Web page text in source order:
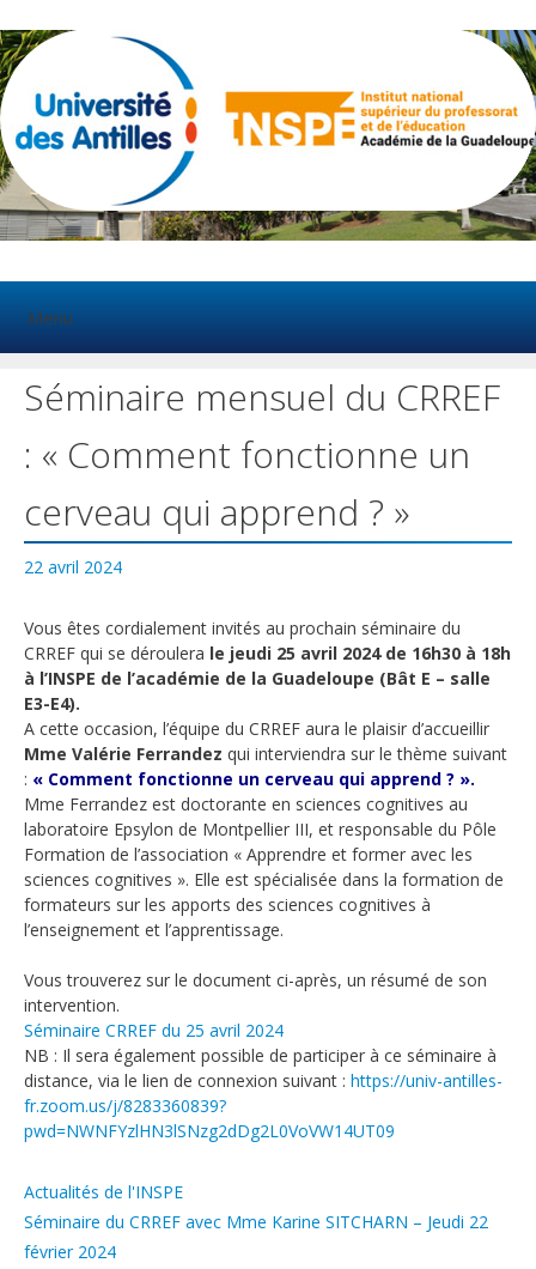
au
contenu
Menu
Séminaire mensuel du CRREF
: « Comment fonctionne un
cerveau qui apprend ? »
22 avril 2024
Vous êtes cordialement invités au prochain séminaire du
CRREF qui se déroulera le jeudi 25 avril 2024de 16h30 à 18h
à l’INSPE de l’académie de la Guadeloupe (Bât E – salle
E3-E4).
A cette occasion, l’équipe du CRREF aura le plaisir d’accueillir
Mme Valérie Ferrandez qui interviendra sur le thème suivant
: « Comment fonctionne un cerveau qui apprend ? ».
Mme Ferrandez est doctorante en sciences cognitives au
laboratoire Epsylon de Montpellier III, et responsable du Pôle
Formation de l’association « Apprendre et former avec les
sciences cognitives ». Elle est spécialisée dans la formation de
formateurs sur les apports des sciences cognitives à
l’enseignement et l’apprentissage.
Vous trouverez sur le document ci-après, un résumé de son
intervention.
Séminaire CRREF du 25 avril 2024
NB : Il sera également possible de participer à ce séminaire à
distance, via le lien de connexion suivant : https://univ-antilles-
fr.zoom.us/j/8283360839?
pwd=NWNFYzlHN3lSNzg2dDg2L0VoVW14UT09
Catégories
Actualités de l'INSPE
Séminaire du CRREF avec Mme Karine SITCHARN – Jeudi 22
février 2024